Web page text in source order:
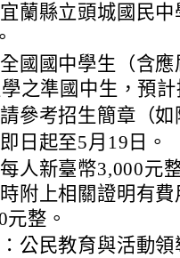
蘭縣立頭城國民
國國中學生（含
之準國中生，預
參考招生簡章（
日起至5月19日。
人新臺幣3,000元
附上相關證明有
整。
公民教育與活動